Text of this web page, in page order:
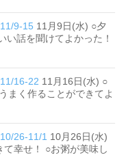
9-15 11月9日(水) ○夕
い話を聞けてよかった！
16-22 11月16日(水) ○
まく作ることができてよ
26-11/1 10月26日(水)
幸せ！ ○お粥が美味し